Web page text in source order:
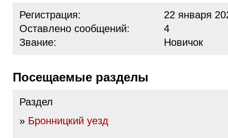
Регистрация:
22 января
Оставлено сообщений:
4
Звание:
Новичок
Посещаемые разделы
Раздел
» Бронницкий уезд